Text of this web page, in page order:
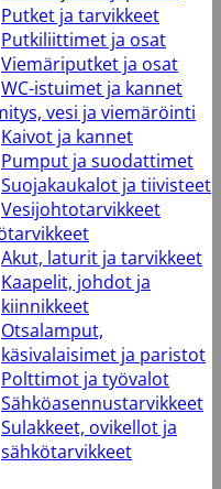
Putket ja tarvikkeet
Putkiliittimet ja osat
Viemäriputket ja osat
WC-istuimet ja kannet
vesi ja viemäröinti
Kaivot ja kannet
Pumput ja suodattimet
Suojakaukalot ja tiivisteet
Vesijohtotarvikkeet
Akut, laturit ja tarvikkeet
Kaapelit, johdot ja
kiinnikkeet
Otsalamput,
käsivalaisimet ja paristot
Polttimot ja työvalot
Sähköasennustarvikkeet
Sulakkeet, ovikellot ja
sähkötarvikkeet